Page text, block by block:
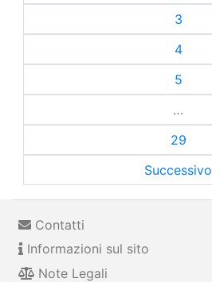
3
4
5
…
29
Successivo
Contatti
Informazioni sul sito
Note Legali